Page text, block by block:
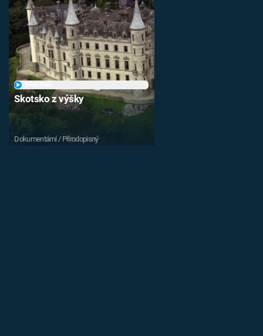
Skotsko z výšky
Dokumentární / Přírodopisný